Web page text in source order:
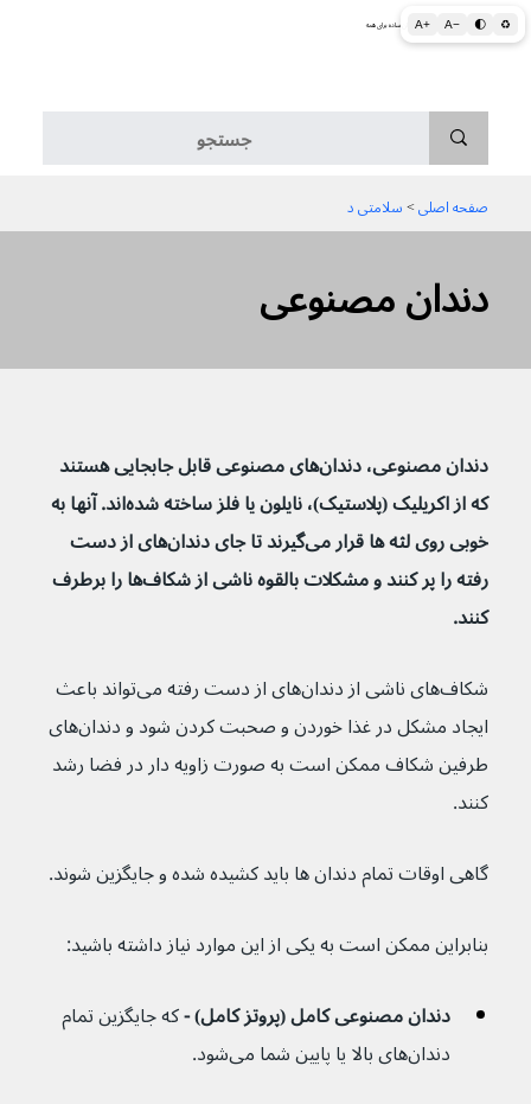
A+ A− 🌓 ♻ اطلاعات پزشکی و بهداشتی به زبان ساده برای همه
دندان مصنوعی
صفحه اصلی > سلامتی د
دندان مصنوعی، دندان‌های مصنوعی قابل جابجایی هستند
که از اکریلیک (پلاستیک)، نایلون یا فلز ساخته شده‌اند. آنها به
خوبی روی لثه ها قرار می‌گیرند تا جای دندان‌های از دست
رفته را پر کنند و مشکلات بالقوه ناشی از شکاف‌ها را برطرف
کنند.
شکاف‌های ناشی از دندان‌های از دست رفته می‌تواند باعث
ایجاد مشکل در غذا خوردن و صحبت کردن شود و دندان‌های
طرفین شکاف ممکن است به صورت زاویه دار در فضا رشد
کنند.
گاهی اوقات تمام دندان ها باید کشیده شده و جایگزین شوند.
بنابراین ممکن است به یکی از این موارد نیاز داشته باشید:
دندان مصنوعی کامل (پروتز کامل) - که جایگزین تمام
دندان‌های بالا یا پایین شما می‌شود.